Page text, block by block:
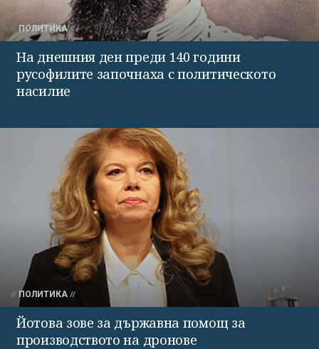
ПОЛИТИКА
На днешния ден преди 140 години
русофилите започнаха с политическото
насилие
ПОЛИТИКА
Йотова зове за държавна помощ за
производството на дронове